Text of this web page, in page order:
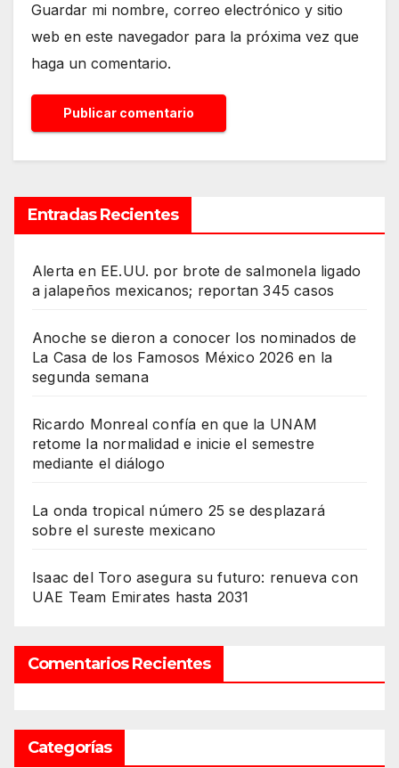
Guardar mi nombre, correo electrónico y sitio
web en este navegador para la próxima vez que
haga un comentario.
Entradas Recientes
Alerta en EE.UU. por brote de salmonela ligado
a jalapeños mexicanos; reportan 345 casos
Anoche se dieron a conocer los nominados de
La Casa de los Famosos México 2026 en la
segunda semana
Ricardo Monreal confía en que la UNAM
retome la normalidad e inicie el semestre
mediante el diálogo
La onda tropical número 25 se desplazará
sobre el sureste mexicano
Isaac del Toro asegura su futuro: renueva con
UAE Team Emirates hasta 2031
Comentarios Recientes
Categorías